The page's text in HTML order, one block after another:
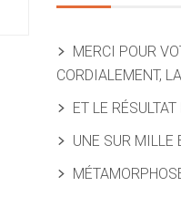
MERCI POUR
CORDIALEMENT,
ET LE
UNE SUR MILLE